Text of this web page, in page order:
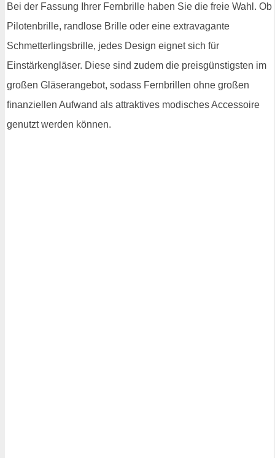
Bei der Fassung Ihrer Fernbrille haben Sie die freie Wahl. Ob
Pilotenbrille, randlose Brille oder eine extravagante
Schmetterlingsbrille, jedes Design eignet sich für
Einstärkengläser. Diese sind zudem die preisgünstigsten im
großen Gläserangebot, sodass Fernbrillen ohne großen
finanziellen Aufwand als attraktives modisches Accessoire
genutzt werden können.